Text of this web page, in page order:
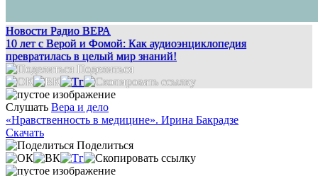
Новости Радио ВЕРА
10 лет с Верой и Фомой: Как аудиоэнциклопедия
превратилась в целый мир знаний!
Поделиться
Слушать Вера и дело
«Нравственность в медицине». Ирина Бакрадзе
Скачать
Поделиться